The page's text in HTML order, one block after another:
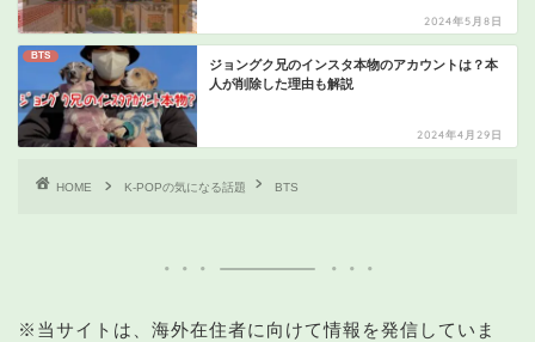
2024年5月8日
BTS
ジョングク兄のインスタ本物のアカウントは？本
人が削除した理由も解説
2024年4月29日
HOME K-POPの気になる話題 BTS
※当サイトは、海外在住者に向けて情報を発信していま